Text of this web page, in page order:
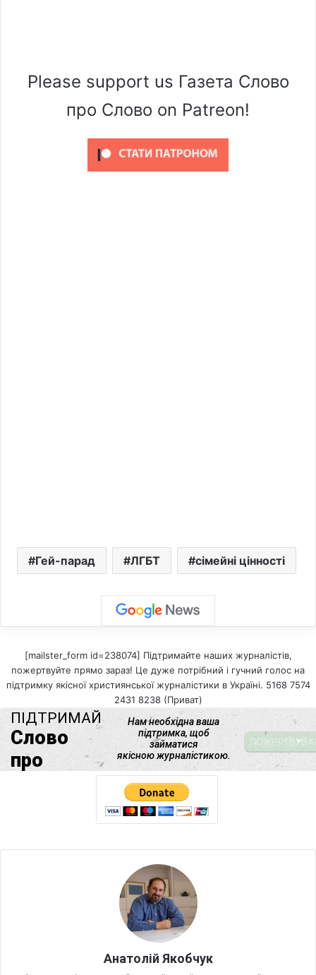
Please support us Газета Слово
про Слово on Patreon!
Гей-парад ЛГБТ сімейні цінності
[mailster_form id=238074] Підтримайте наших журналістів,
пожертвуйте прямо зараз! Це дуже потрібний і гучний голос на
підтримку якісної християнської журналістики в Україні. 5168 7574
2431 8238 (Приват)
Анатолій Якобчук